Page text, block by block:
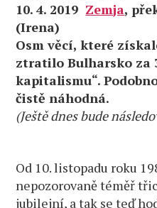
10. 4. 2019 Zemja,
(Irena)
Osm věcí, které
ztratilo Bulharsko za
kapitalismu“.
čistě náhodná.
(Ještě dnes bude
Od 10. listopadu roku
nepozorovaně téměř
jubilejní, a tak se teď